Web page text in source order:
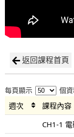
返回課程首頁
每頁顯示 個
週次 課程內容
CH1-1